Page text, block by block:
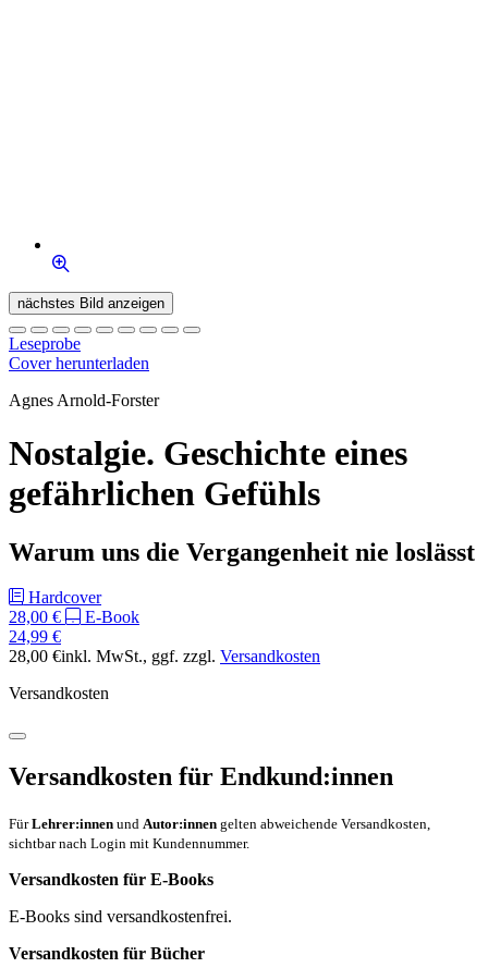
nächstes Bild anzeigen
Leseprobe
Cover herunterladen
Agnes Arnold-Forster
Nostalgie. Geschichte eines
gefährlichen Gefühls
Warum uns die Vergangenheit nie loslässt
Hardcover
28,00 €
E-Book
24,99 €
28,00 €inkl. MwSt., ggf. zzgl. Versandkosten
Versandkosten
Versandkosten für Endkund:innen
FürLehrer:innen und Autor:innen gelten abweichende Versandkosten,
sichtbar nach Login mit Kundennummer.
Versandkosten für E-Books
E-Books sind versandkostenfrei.
Versandkosten für Bücher